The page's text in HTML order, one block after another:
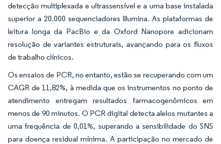
detecção multiplexada e ultrassensível e a uma base instalada
superior a 20.000 sequenciadores Illumina. As plataformas de
leitura longa da PacBio e da Oxford Nanopore adicionam
resolução de variantes estruturais, avançando para os fluxos
de trabalho clínicos.
Os ensaios de PCR, no entanto, estão se recuperando com um
CAGR de 11,82%, à medida que os instrumentos no ponto de
atendimento entregam resultados farmacogenômicos em
menos de 90 minutos. O PCR digital detecta alelos mutantes a
uma frequência de 0,01%, superando a sensibilidade do SNS
para doença residual mínima. A participação no mercado de